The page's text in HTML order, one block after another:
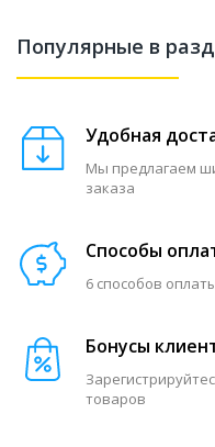
Популярные в
Удобная
Мы предлагаем
заказа
Способы
6 способов
Бонусы
товаров